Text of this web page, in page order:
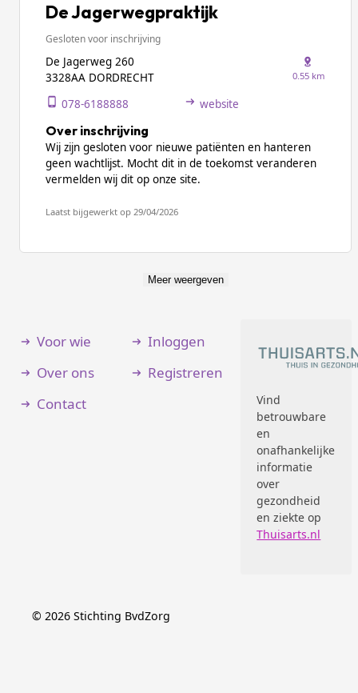
De Jagerwegpraktijk
Gesloten voor inschrijving
De Jagerweg 260
3328AA DORDRECHT
0.55 km
078-6188888 website
Over inschrijving
Wij zijn gesloten voor nieuwe patiënten en hanteren
geen wachtlijst. Mocht dit in de toekomst veranderen
vermelden wij dit op onze site.
Laatst bijgewerkt op 29/04/2026
Meer weergeven
Voor wie
Over ons
Contact
Inloggen
Registreren
Vind
betrouwbare
en
onafhankelijke
informatie
over
gezondheid
en ziekte op
Thuisarts.nl
© 2026 Stichting BvdZorg